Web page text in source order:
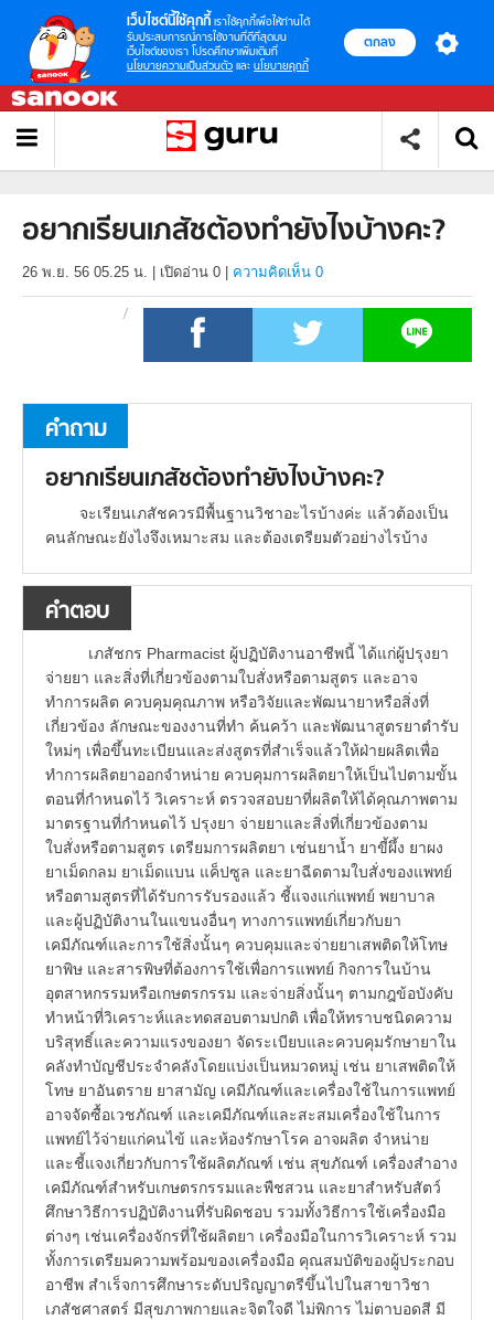
เว็บไซต์นี้ใช้คุกกี้ เราใช้คุกกี้เพื่อให้ท่านได้
รับประสบการณ์การใช้งานที่ดีที่สุดบน
เว็บไซต์ของเรา โปรดศึกษาเพิ่มเติมที่
นโยบายความเป็นส่วนตัว และ นโยบายคุกกี้
ตกลง
อยากเรียนเภสัชต้องทำยังไงบ้างคะ?
26 พ.ย. 56 05.25 น. เปิดอ่าน 0 ความคิดเห็น 0
คำถาม
อยากเรียนเภสัชต้องทำยังไงบ้างคะ?
จะเรียนเภสัชควรมีพื้นฐานวิชาอะไรบ้างค่ะ แล้วต้องเป็น
คนลักษณะยังไงจึงเหมาะสม และต้องเตรียมตัวอย่างไรบ้าง
คำตอบ
เภสัชกร Pharmacist ผู้ปฏิบัติงานอาชีพนี้ ได้แก่ผู้ปรุงยา
จ่ายยา และสิ่งที่เกี่ยวข้องตามใบสั่งหรือตามสูตร และอาจ
ทำการผลิต ควบคุมคุณภาพ หรือวิจัยและพัฒนายาหรือสิ่งที่
เกี่ยวข้อง ลักษณะของงานที่ทำ ค้นคว้า และพัฒนาสูตรยาตำรับ
ใหม่ๆ เพื่อขึ้นทะเบียนและส่งสูตรที่สำเร็จแล้วให้ฝ่ายผลิตเพื่อ
ทำการผลิตยาออกจำหน่าย ควบคุมการผลิตยาให้เป็นไปตามขั้น
ตอนที่กำหนดไว้ วิเคราะห์ ตรวจสอบยาที่ผลิตให้ได้คุณภาพตาม
มาตรฐานที่กำหนดไว้ ปรุงยา จ่ายยาและสิ่งที่เกี่ยวข้องตาม
ใบสั่งหรือตามสูตร เตรียมการผลิตยา เช่นยาน้ำ ยาขี้ผึ้ง ยาผง
ยาเม็ดกลม ยาเม็ดแบน แค็ปซูล และยาฉีดตามใบสั่งของแพทย์
หรือตามสูตรที่ได้รับการรับรองแล้ว ชี้แจงแก่แพทย์ พยาบาล
และผู้ปฏิบัติงานในแขนงอื่นๆ ทางการแพทย์เกี่ยวกับยา
เคมีภัณฑ์และการใช้สิ่งนั้นๆ ควบคุมและจ่ายยาเสพติดให้โทษ
ยาพิษ และสารพิษที่ต้องการใช้เพื่อการแพทย์ กิจการในบ้าน
อุตสาหกรรมหรือเกษตรกรรม และจ่ายสิ่งนั้นๆ ตามกฎข้อบังคับ
ทำหน้าที่วิเคราะห์และทดสอบตามปกติ เพื่อให้ทราบชนิดความ
บริสุทธิ์และความแรงของยา จัดระเบียบและควบคุมรักษายาใน
คลังทำบัญชีประจำคลังโดยแบ่งเป็นหมวดหมู่ เช่น ยาเสพติดให้
โทษ ยาอันตราย ยาสามัญ เคมีภัณฑ์และเครื่องใช้ในการแพทย์
อาจจัดซื้อเวชภัณฑ์ และเคมีภัณฑ์และสะสมเครื่องใช้ในการ
แพทย์ไว้จ่ายแก่คนไข้ และห้องรักษาโรค อาจผลิต จำหน่าย
และชี้แจงเกี่ยวกับการใช้ผลิตภัณฑ์ เช่น สุขภัณฑ์ เครื่องสำอาง
เคมีภัณฑ์สำหรับเกษตรกรรมและพืชสวน และยาสำหรับสัตว์
ศึกษาวิธีการปฏิบัติงานที่รับผิดชอบ รวมทั้งวิธีการใช้เครื่องมือ
ต่างๆ เช่นเครื่องจักรที่ใช้ผลิตยา เครื่องมือในการวิเคราะห์ รวม
ทั้งการเตรียมความพร้อมของเครื่องมือ คุณสมบัติของผู้ประกอบ
อาชีพ สำเร็จการศึกษาระดับปริญญาตรีขึ้นไปในสาขาวิชา
เภสัชศาสตร์ มีสุขภาพกายและจิตใจดี ไม่พิการ ไม่ตาบอดสี มี